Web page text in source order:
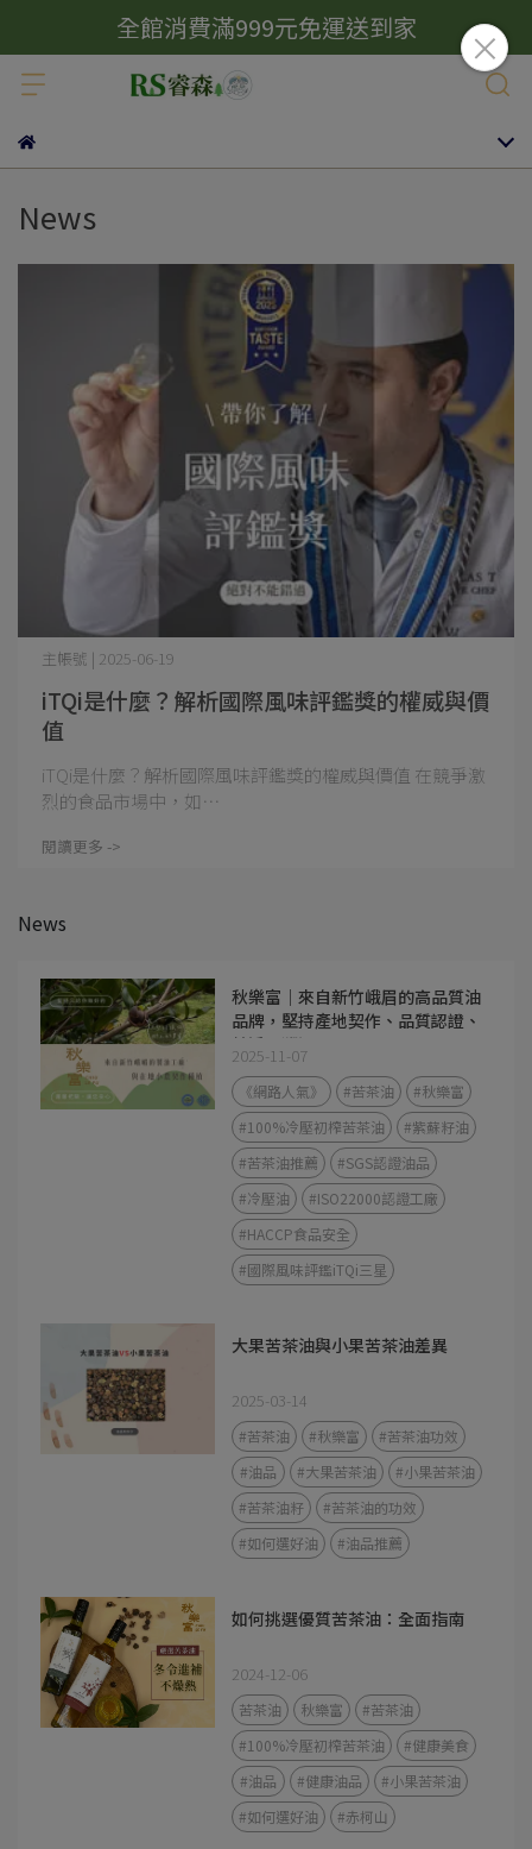
全館消費滿999元免運送到家
News
iTQi是什麼？解析國際風味評鑑獎的權威與價
值
主帳號 | 2025-06-19
iTQi是什麼？解析國際風味評鑑獎的權威與價值 在競爭激
烈的食品市場中，如⋯
閱讀更多 ->
News
秋樂富｜來自新竹峨眉的高品質油
品牌，堅持產地契作、品質認證、
純淨可溯源
2025-11-07
《網路人氣》 #苦茶油
#秋樂富
#100%冷壓初榨苦茶油
#紫蘇籽油
#苦茶油推薦
#SGS認證油品
#冷壓油
#ISO22000認證工廠
#HACCP食品安全
#國際風味評鑑iTQi三星
大果苦茶油與小果苦茶油差異
2025-03-14
#苦茶油 #秋樂富
#苦茶油功效
#油品
#大果苦茶油
#小果苦茶油
#苦茶油籽
#苦茶油的功效
#如何選好油
#油品推薦
如何挑選優質苦茶油：全面指南
2024-12-06
苦茶油 秋樂富
#苦茶油
#100%冷壓初榨苦茶油
#健康美食
#油品
#健康油品
#小果苦茶油
#如何選好油
#赤柯山